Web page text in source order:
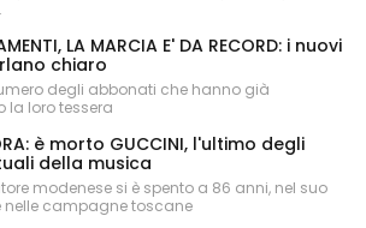
LA MARCIA E' DA RECORD: i nuovi
chiaro
degli abbonati che hanno già
la loro tessera
è morto GUCCINI, l'ultimo degli
della musica
modenese si è spento a 86 anni, nel suo
nelle campagne toscane